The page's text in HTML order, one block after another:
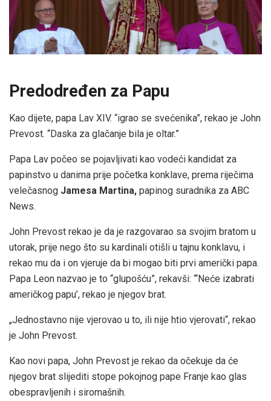
Predodređen za Papu
Kao dijete, papa Lav XIV. “igrao se svećenika”, rekao je John
Prevost. “Daska za glačanje bila je oltar.”
Papa Lav počeo se pojavljivati ​​kao vodeći kandidat za
papinstvo u danima prije početka konklave, prema riječima
velečasnog Jamesa Martina, papinog suradnika za ABC
News.
John Prevost rekao je da je razgovarao sa svojim bratom u
utorak, prije nego što su kardinali otišli u tajnu konklavu, i
rekao mu da i on vjeruje da bi mogao biti prvi američki papa.
Papa Leon nazvao je to “glupošću”, rekavši: “‘Neće izabrati
američkog papu’, rekao je njegov brat.
„Jednostavno nije vjerovao u to, ili nije htio vjerovati“, rekao
je John Prevost.
Kao novi papa, John Prevost je rekao da očekuje da će
njegov brat slijediti stope pokojnog pape Franje kao glas
obespravljenih i siromašnih.